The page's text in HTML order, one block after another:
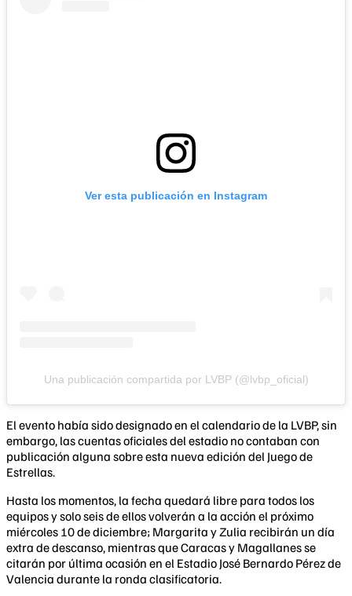
Ver esta publicación en Instagram
Una publicación compartida por LVBP (@lvbp_oficial)
El evento había sido designado en el calendario de la LVBP, sin
embargo, las cuentas oficiales del estadio no contaban con
publicación alguna sobre esta nueva edición del Juego de
Estrellas.
Hasta los momentos, la fecha quedará libre para todos los
equipos y solo seis de ellos volverán a la acción el próximo
miércoles 10 de diciembre; Margarita y Zulia recibirán un día
extra de descanso, mientras que Caracas y Magallanes se
citarán por última ocasión en el Estadio José Bernardo Pérez de
Valencia durante la ronda clasificatoria.